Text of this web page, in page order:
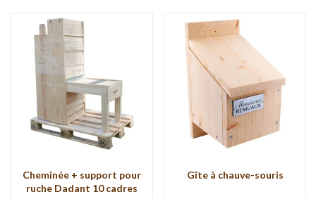
Cheminée + support pour
ruche Dadant 10 cadres
Gîte à chauve-souris